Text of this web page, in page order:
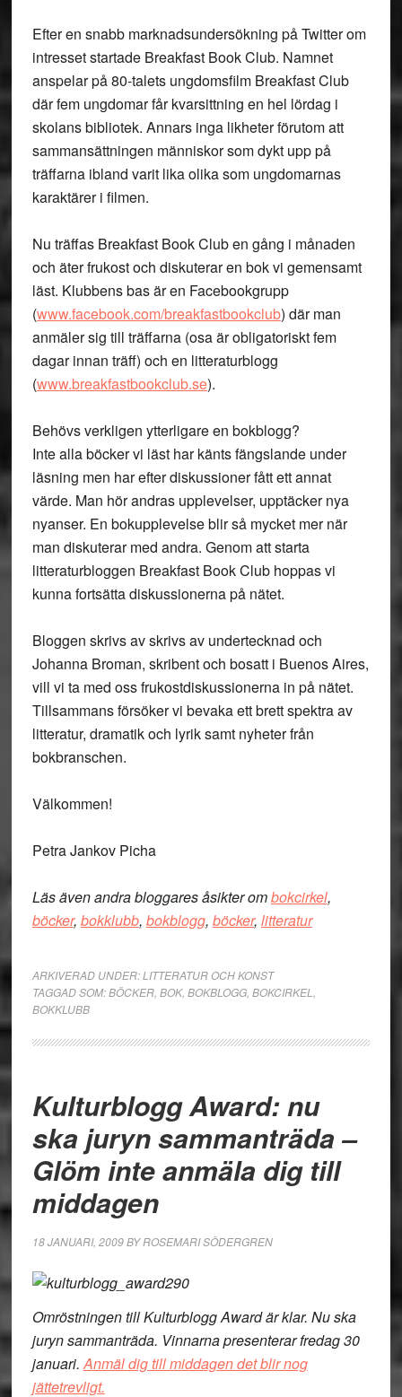
Efter en snabb marknadsundersökning på Twitter om
intresset startade Breakfast Book Club. Namnet
anspelar på 80-talets ungdomsfilm Breakfast Club
där fem ungdomar får kvarsittning en hel lördag i
skolans bibliotek. Annars inga likheter förutom att
sammansättningen människor som dykt upp på
träffarna ibland varit lika olika som ungdomarnas
karaktärer i filmen.
Nu träffas Breakfast Book Club en gång i månaden
och äter frukost och diskuterar en bok vi gemensamt
läst. Klubbens bas är en Facebookgrupp
(www.facebook.com/breakfastbookclub) där man
anmäler sig till träffarna (osa är obligatoriskt fem
dagar innan träff) och en litteraturblogg
(www.breakfastbookclub.se).
Behövs verkligen ytterligare en bokblogg?
Inte alla böcker vi läst har känts fängslande under
läsning men har efter diskussioner fått ett annat
värde. Man hör andras upplevelser, upptäcker nya
nyanser. En bokupplevelse blir så mycket mer när
man diskuterar med andra. Genom att starta
litteraturbloggen Breakfast Book Club hoppas vi
kunna fortsätta diskussionerna på nätet.
Bloggen skrivs av skrivs av undertecknad och
Johanna Broman, skribent och bosatt i Buenos Aires,
vill vi ta med oss frukostdiskussionerna in på nätet.
Tillsammans försöker vi bevaka ett brett spektra av
litteratur, dramatik och lyrik samt nyheter från
bokbranschen.
Välkommen!
Petra Jankov Picha
Läs även andra bloggares åsikter ombokcirkel,
böcker, bokklubb, bokblogg, böcker, litteratur
ARKIVERAD UNDER:LITTERATUR OCH KONST
TAGGAD SOM:BÖCKER, BOK, BOKBLOGG, BOKCIRKEL
BOKKLUBB
Kulturblogg Award: nu
ska juryn sammanträda –
Glöm inte anmäla dig till
middagen
18 JANUARI, 2009BYROSEMARI SÖDERGREN
Omröstningen till Kulturblogg Award är klar. Nu ska
juryn sammanträda. Vinnarna presenterar fredag 30
januari.Anmäl dig till middagen det blir nog
jättetrevligt.